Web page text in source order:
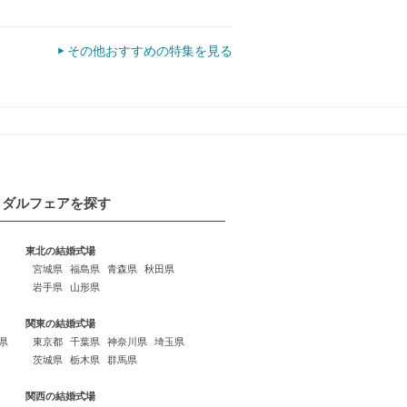
その他おすすめの特集を見る
ルフェアを探す
東北の結婚式場
宮城県
福島県 青森県
秋田県
岩手県
山形県
関東の結婚式場
東京都
千葉県 神奈川県
埼玉県
茨城県
栃木県 群馬県
関西の結婚式場